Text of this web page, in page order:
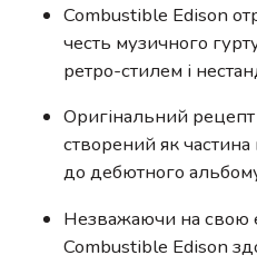
Combustible Edison
честь музичного
ретро-стилем і
Оригінальний
створений як частина
до дебютного
Незважаючи на свою
Combustible Edison